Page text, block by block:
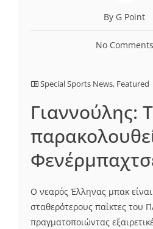
By G Point
No Comments
Special Sports News, Featured
Γιαννούλης:
Ο νεαρός Έλληνας μπακ
σταθερότερους παίκτες του
πραγματοποιώντας